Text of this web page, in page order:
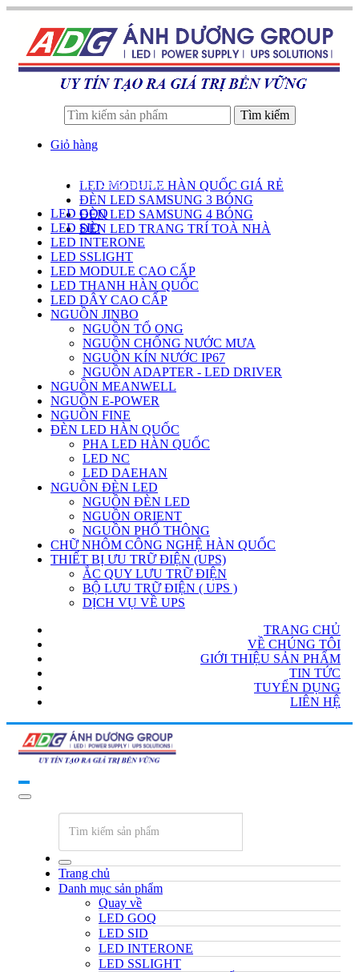
Tìm kiếm
Giỏ hàng
LED MODULE HÀN QUỐC GIÁ RẺ
ĐÈN LED SAMSUNG 3 BÓNG
ĐÈN LED SAMSUNG 4 BÓNG
ĐÈN LED TRANG TRÍ TOÀ NHÀ
DANH SÁCH SẢN PHẨM
LED GOQ
LED SID
LED INTERONE
LED SSLIGHT
LED MODULE CAO CẤP
LED THANH HÀN QUỐC
LED DÂY CAO CẤP
NGUỒN JINBO
NGUỒN TỔ ONG
NGUỒN CHỐNG NƯỚC MƯA
NGUỒN KÍN NƯỚC IP67
NGUỒN ADAPTER - LED DRIVER
NGUỒN MEANWELL
NGUỒN E-POWER
NGUỒN FINE
ĐÈN LED HÀN QUỐC
PHA LED HÀN QUỐC
LED NC
LED DAEHAN
NGUỒN ĐÈN LED
NGUỒN ĐÈN LED
NGUỒN ORIENT
NGUỒN PHỔ THÔNG
CHỮ NHÔM CÔNG NGHỆ HÀN QUỐC
THIẾT BỊ ƯU TRỮ ĐIỆN (UPS)
ẮC QUY LƯU TRỮ ĐIỆN
BỘ LƯU TRỮ ĐIỆN ( UPS )
DỊCH VỤ VỀ UPS
TRANG CHỦ
VỀ CHÚNG TÔI
GIỚI THIỆU SẢN PHẨM
TIN TỨC
TUYỂN DỤNG
LIÊN HỆ
Trang chủ
Danh mục sản phẩm
Quay về
LED GOQ
LED SID
LED INTERONE
LED SSLIGHT